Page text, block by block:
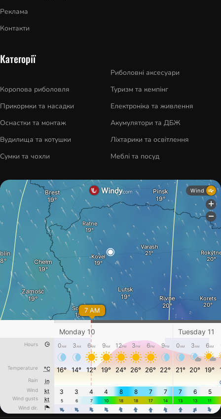
Реклама
Контакти
Категорії
Коропова риболовля
Прикормки та насадки
Оснастки та монтаж
Вудилища та котушки
Сумки та чохли
Риболовні аксесуари
Туризм та кемпінг
Електроніка та живлення
Акумулятори та ДБЖ
Ліхтарики та освітлення
Меблі та посуд